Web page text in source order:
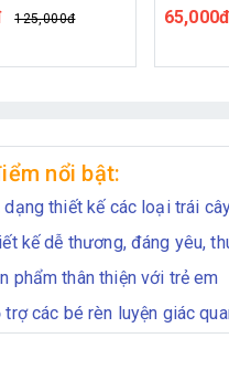
78,000đ
nổi bật:
thiết kế các loại trái
kế dễ thương, đáng yêu,
phẩm thân thiện với trẻ em
trợ các bé rèn luyện giác